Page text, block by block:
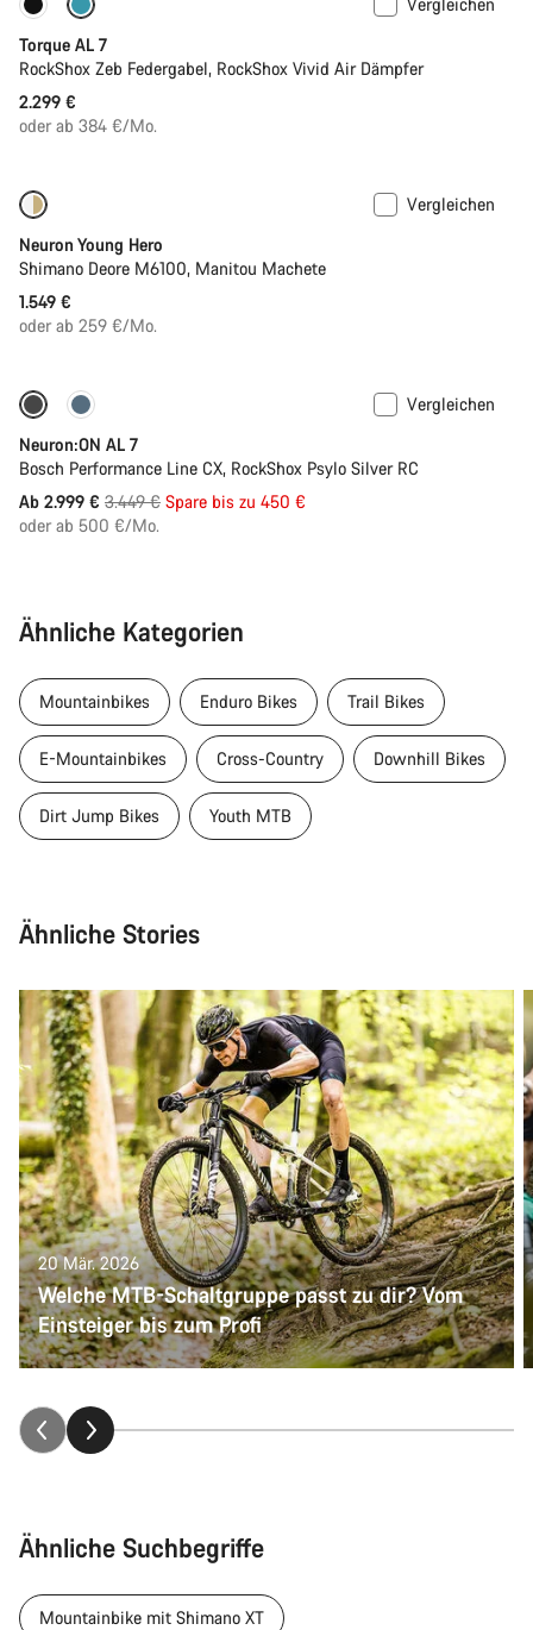
Bald verfügbar
Torque AL 7
RockShox Zeb Federgabel, RockShox Vivid Air Dämpfer
2.299 €
oder ab 384 €/Mo.
Vergleichen
Neuron Young Hero
Shimano Deore M6100, Manitou Machete
1.549 €
oder ab 259 €/Mo.
Bald verfügbar
Vergleichen
Neuron:ON AL 7
Bosch Performance Line CX, RockShox Psylo Silver RC
Ab 2.999 € Ursprungspreis
3.449 € Spare bis zu 450 €
oder ab 500 €/Mo.
Ähnliche Kategorien
Mountainbikes Enduro Bikes Trail Bikes
E-Mountainbikes Cross-Country Downhill Bikes
Dirt Jump Bikes Youth MTB
Ähnliche Stories
20 Mär. 2026
Welche MTB-Schaltgruppe passt zu dir? Vom
Einsteiger bis zum Profi
Ähnliche Suchbegriffe
Mountainbike mit Shimano XT